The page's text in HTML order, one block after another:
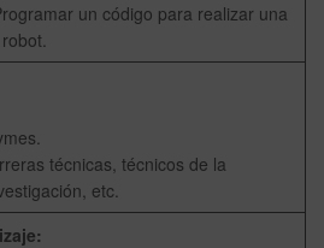
un código para realizar una
técnicas, técnicos de la
etc.